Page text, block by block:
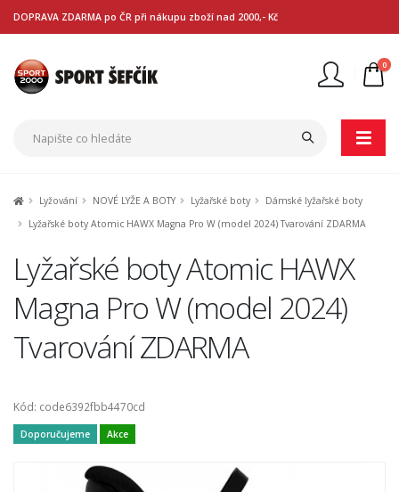
DOPRAVA ZDARMA po ČR při nákupu zboží nad 2000,- Kč
0
Lyžování NOVÉ LYŽE A BOTY Lyžařské boty
Dámské lyžařské boty
Lyžařské boty Atomic HAWX Magna Pro W (model 2024) Tvarování ZDARMA
Lyžařské boty Atomic HAWX
Magna Pro W (model 2024)
Tvarování ZDARMA
Kód: code6392fbb4470cd
Doporučujeme Akce